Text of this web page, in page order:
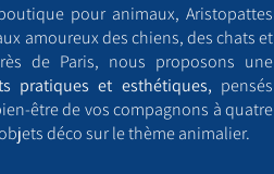
pour animaux, Aristopattes
amoureux des chiens, des chats et
de Paris, nous proposons une
pratiques et esthétiques, pensés
être de vos compagnons à quatre
déco sur le thème animalier.